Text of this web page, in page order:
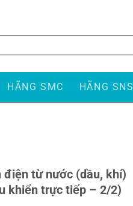
HÃNG SMC HÃNG SNS
điện từ nước (dầu, khí)
khiển trực tiếp – 2/2)